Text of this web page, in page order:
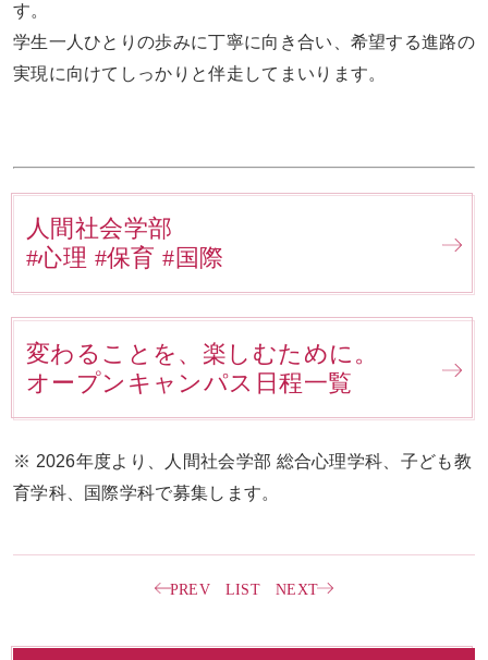
す。
学生一人ひとりの歩みに丁寧に向き合い、希望する進路の
実現に向けてしっかりと伴走してまいります。
人間社会学部
#心理 #保育 #国際
変わることを、楽しむために。
オープンキャンパス日程一覧
※ 2026年度より、人間社会学部 総合心理学科、子ども教
育学科、国際学科で募集します。
PREV LIST NEXT